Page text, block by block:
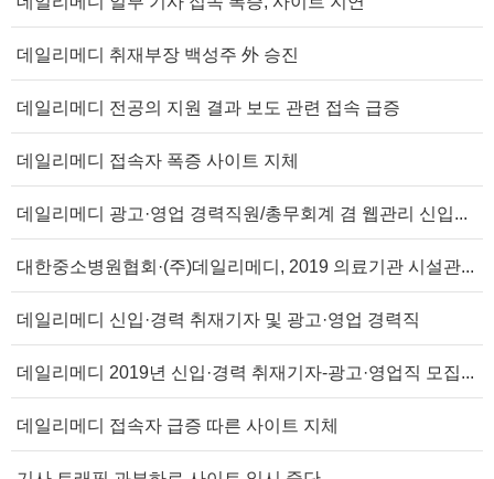
데일리메디 취재부장 백성주 外 승진
데일리메디 전공의 지원 결과 보도 관련 접속 급증
데일리메디 접속자 폭증 사이트 지체
데일리메디 광고·영업 경력직원/총무회계 겸 웹관리 신입...
대한중소병원협회·(주)데일리메디, 2019 의료기관 시설관...
데일리메디 신입·경력 취재기자 및 광고·영업 경력직
데일리메디 2019년 신입·경력 취재기자-광고·영업직 모집...
데일리메디 접속자 급증 따른 사이트 지체